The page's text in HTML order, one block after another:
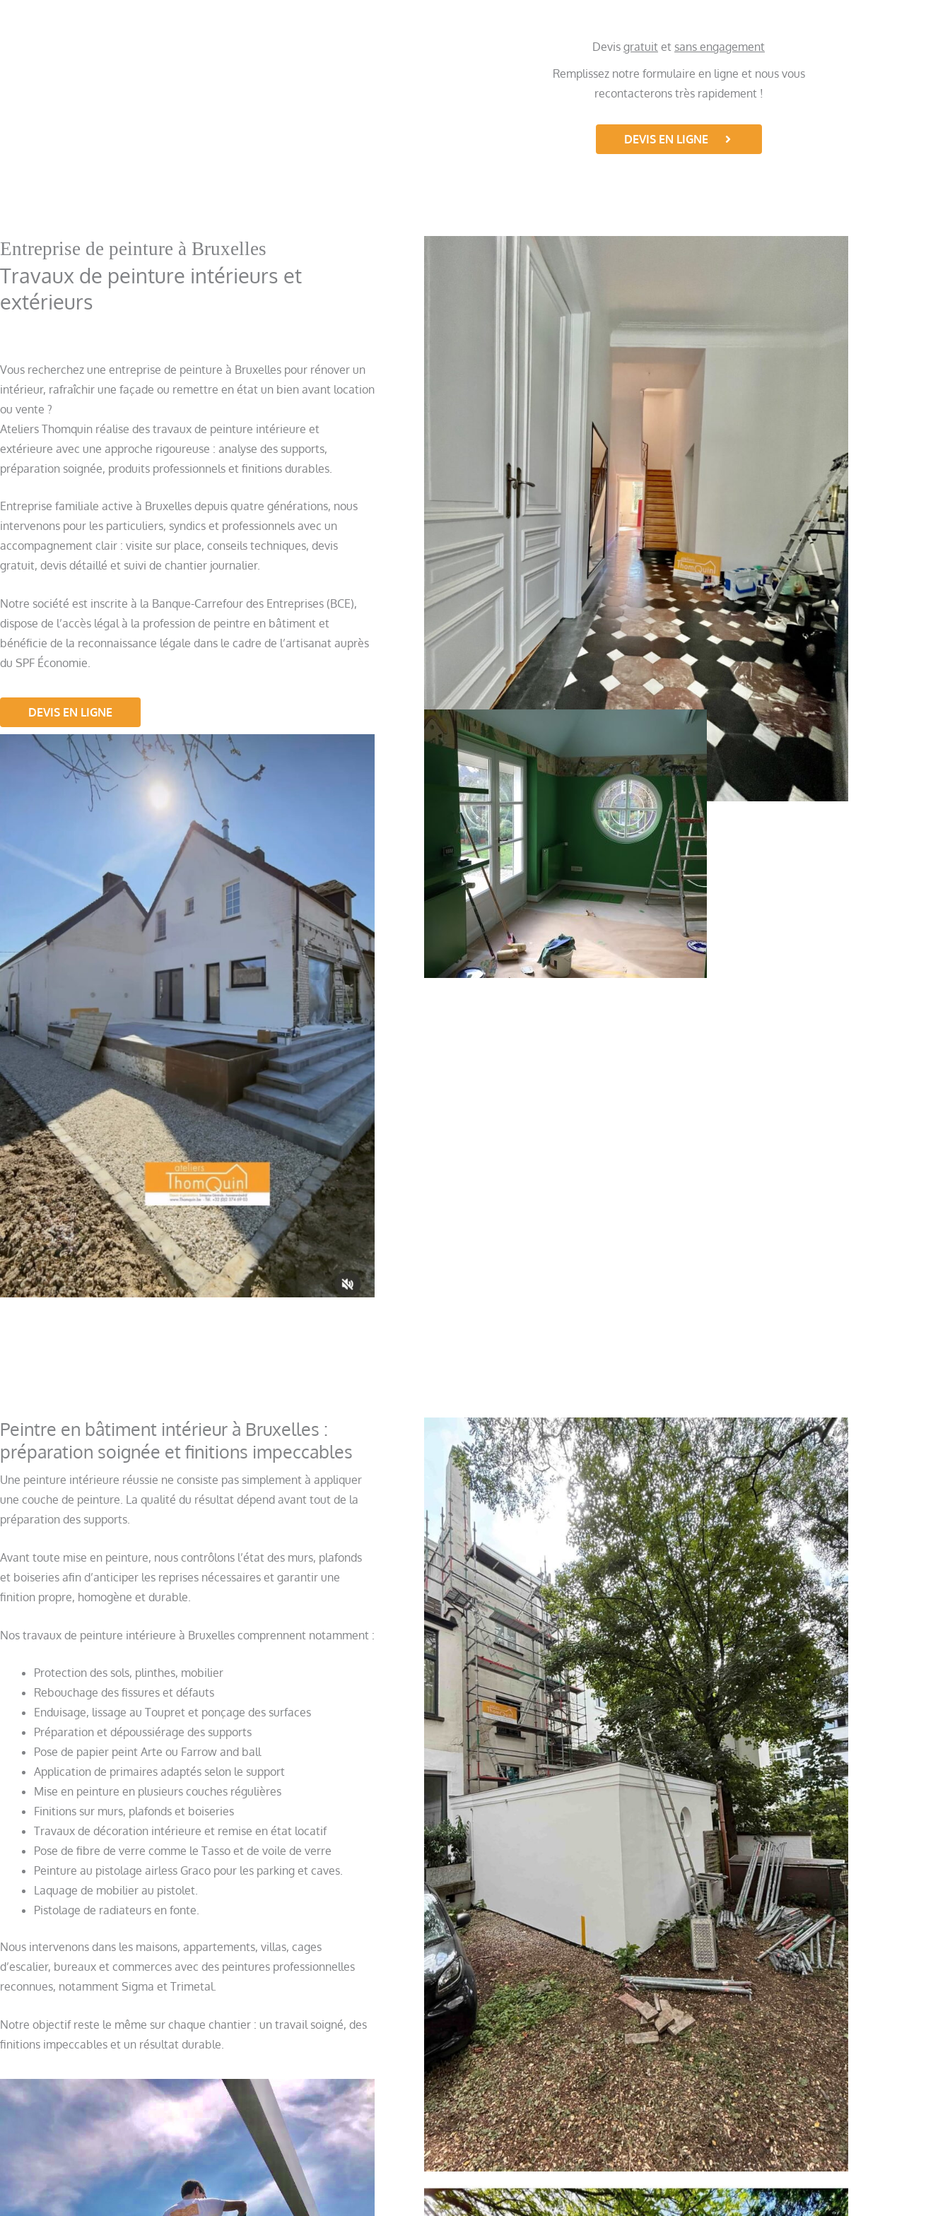
Devis gratuit et sans engagement
Remplissez notre formulaire en ligne et nous vous
recontacterons très rapidement !
DEVIS EN LIGNE
Entreprise de peinture à Bruxelles
Travaux de peinture intérieurs et
extérieurs
Vous recherchez une entreprise de peinture à Bruxelles pour rénover un
intérieur, rafraîchir une façade ou remettre en état un bien avant location
ou vente ?
Ateliers Thomquin réalise des travaux de peinture intérieure et
extérieure avec une approche rigoureuse : analyse des supports,
préparation soignée, produits professionnels et finitions durables.
Entreprise familiale active à Bruxelles depuis quatre générations, nous
intervenons pour les particuliers, syndics et professionnels avec un
accompagnement clair : visite sur place, conseils techniques, devis
gratuit, devis détaillé et suivi de chantier journalier.
Notre société est inscrite à la Banque-Carrefour des Entreprises (BCE),
dispose de l’accès légal à la profession de peintre en bâtiment et
bénéficie de la reconnaissance légale dans le cadre de l’artisanat auprès
du SPF Économie.
DEVIS EN LIGNE
Peintre en bâtiment intérieur à Bruxelles :
préparation soignée et finitions impeccables
Une peinture intérieure réussie ne consiste pas simplement à appliquer
une couche de peinture. La qualité du résultat dépend avant tout de la
préparation des supports.
Avant toute mise en peinture, nous contrôlons l’état des murs, plafonds
et boiseries afin d’anticiper les reprises nécessaires et garantir une
finition propre, homogène et durable.
Nos travaux de peinture intérieure à Bruxelles comprennent notamment :
Protection des sols, plinthes, mobilier
Rebouchage des fissures et défauts
Enduisage, lissage au Toupret et ponçage des surfaces
Préparation et dépoussiérage des supports
Pose de papier peint Arte ou Farrow and ball
Application de primaires adaptés selon le support
Mise en peinture en plusieurs couches régulières
Finitions sur murs, plafonds et boiseries
Travaux de décoration intérieure et remise en état locatif
Pose de fibre de verre comme le Tasso et de voile de verre
Peinture au pistolage airless Graco pour les parking et caves.
Laquage de mobilier au pistolet.
Pistolage de radiateurs en fonte.
Nous intervenons dans les maisons, appartements, villas, cages
d’escalier, bureaux et commerces avec des peintures professionnelles
reconnues, notamment Sigma et Trimetal.
Notre objectif reste le même sur chaque chantier : un travail soigné, des
finitions impeccables et un résultat durable.